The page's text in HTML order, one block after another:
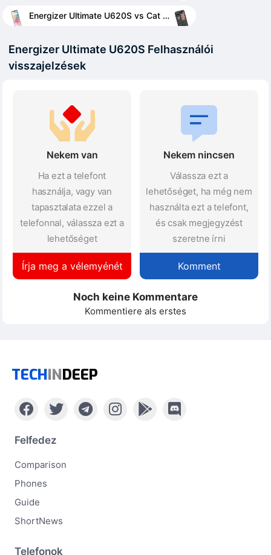
Energizer Ultimate U620S vs Cat B35
Energizer Ultimate U620S Felhasználói
visszajelzések
Nekem van
Ha ezt a telefont
használja, vagy van
tapasztalata ezzel a
telefonnal, válassza ezt a
lehetőséget
Írja meg a vélemyénét
Nekem nincsen
Válassza ezt a
lehetőséget, ha még nem
használta ezt a telefont,
és csak megjegyzést
szeretne írni
Komment
Noch keine Kommentare
Kommentiere als erstes
TECHINDEEP
Felfedez
Comparison
Phones
Guide
ShortNews
Telefonok